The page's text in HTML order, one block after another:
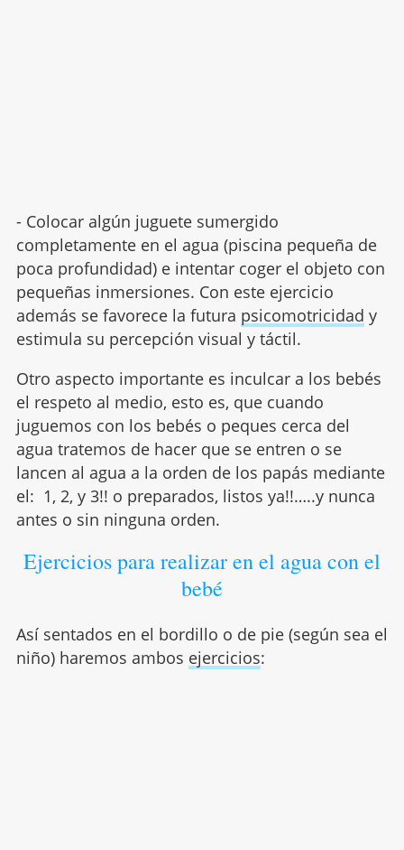
- Colocar algún juguete sumergido
completamente en el agua (piscina pequeña de
poca profundidad) e intentar coger el objeto con
pequeñas inmersiones. Con este ejercicio
además se favorece la futura psicomotricidad y
estimula su percepción visual y táctil.
Otro aspecto importante es inculcar a los bebés
el respeto al medio, esto es, que cuando
juguemos con los bebés o peques cerca del
agua tratemos de hacer que se entren o se
lancen al agua a la orden de los papás mediante
el: 1, 2, y 3!! o preparados, listos ya!!…..y nunca
antes o sin ninguna orden.
Ejercicios para realizar en el agua con el
bebé
Así sentados en el bordillo o de pie (según sea el
niño) haremos ambos ejercicios: